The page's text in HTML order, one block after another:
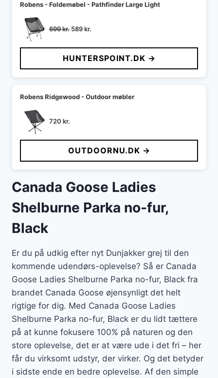
Robens - Foldemøbel - Pathfinder Large Light
699kr. Den
pris
var:
699 kr..
589kr.
pris
er:
589 kr..
HUNTERSPOINT.DK →
Robens Ridgewood - Outdoor møbler
720 kr.
OUTDOORNU.DK →
Canada Goose Ladies
Shelburne Parka no-fur,
Black
Er du på udkig efter nyt Dunjakker grej til den
kommende udendørs-oplevelse? Så er Canada
Goose Ladies Shelburne Parka no-fur, Black fra
brandet Canada Goose øjensynligt det helt
rigtige for dig. Med Canada Goose Ladies
Shelburne Parka no-fur, Black er du lidt tættere
på at kunne fokusere 100% på naturen og den
store oplevelse, det er at være ude i det fri – her
får du virksomt udstyr, der virker. Og det betyder
i sidste ende en bedre oplevelse. Af den simple